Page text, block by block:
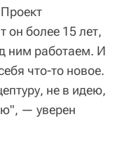
он более 15 лет,
ним работаем. И
что-то новое.
не в идею,
— уверен